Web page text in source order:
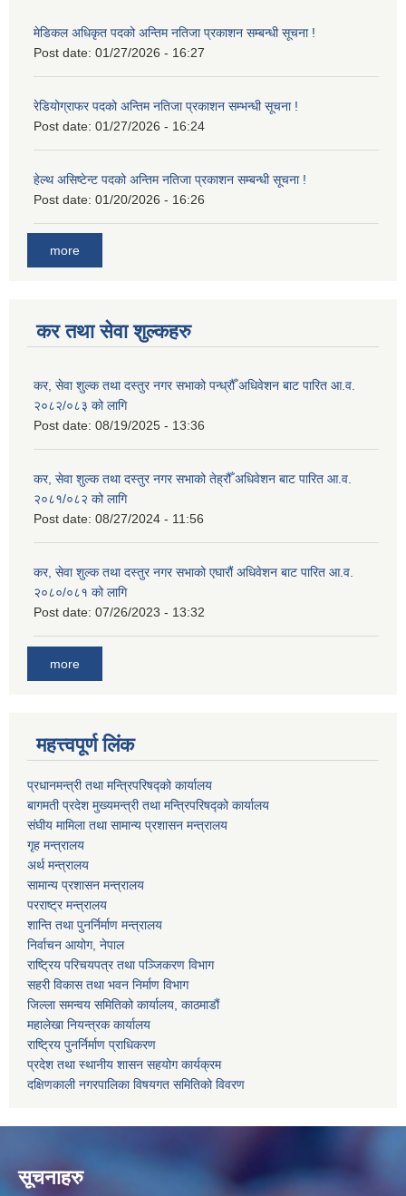
मेडिकल अधिकृत पदको अन्तिम नतिजा प्रकाशन सम्बन्धी सूचना !
Post date: 01/27/2026 - 16:27
रेडियोग्राफर पदको अन्तिम नतिजा प्रकाशन सम्भन्धी सूचना !
Post date: 01/27/2026 - 16:24
हेल्थ असिष्टेन्ट पदको अन्तिम नतिजा प्रकाशन सम्बन्धी सूचना !
Post date: 01/20/2026 - 16:26
more
कर तथा सेवा शुल्कहरु
कर, सेवा शुल्क तथा दस्तुर नगर सभाको पन्ध्रौँ अधिवेशन बाट पारित आ.व.
२०८२/०८३ को लागि
Post date: 08/19/2025 - 13:36
कर, सेवा शुल्क तथा दस्तुर नगर सभाको तेह्रौँ अधिवेशन बाट पारित आ.व.
२०८१/०८२ को लागि
Post date: 08/27/2024 - 11:56
कर, सेवा शुल्क तथा दस्तुर नगर सभाको एघारौं अधिवेशन बाट पारित आ.व.
२०८०/०८१ को लागि
Post date: 07/26/2023 - 13:32
more
महत्त्वपूर्ण लिंक
प्रधानमन्त्री तथा मन्त्रिपरिषद्को कार्यालय
बागमती प्रदेश मुख्यमन्त्री तथा मन्त्रिपरिषद्को कार्यालय
संघीय मामिला तथा सामान्य प्रशासन मन्त्रालय
गृह मन्त्रालय
अर्थ मन्त्रालय
सामान्य प्रशासन मन्त्रालय
परराष्ट्र मन्त्रालय
शान्ति तथा पुनर्निर्माण मन्त्रालय
निर्वाचन आयोग, नेपाल
राष्ट्रिय परिचयपत्र तथा पञ्जिकरण विभाग
सहरी विकास तथा भवन निर्माण विभाग
जिल्ला समन्वय समितिको कार्यालय, काठमाडौं
महालेखा नियन्त्रक कार्यालय
राष्ट्रिय पुनर्निर्माण प्राधिकरण
प्रदेश तथा स्थानीय शासन सहयोग कार्यक्रम
दक्षिणकाली नगरपालिका विषयगत समितिको विवरण
सूचनाहरु